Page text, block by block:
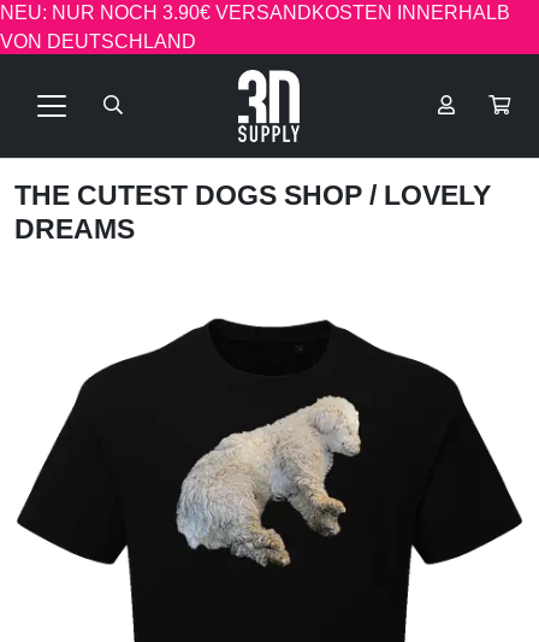
NEU: NUR NOCH 3.90€ VERSANDKOSTEN INNERHALB
VON DEUTSCHLAND
THE CUTEST DOGS SHOP / LOVELY
DREAMS